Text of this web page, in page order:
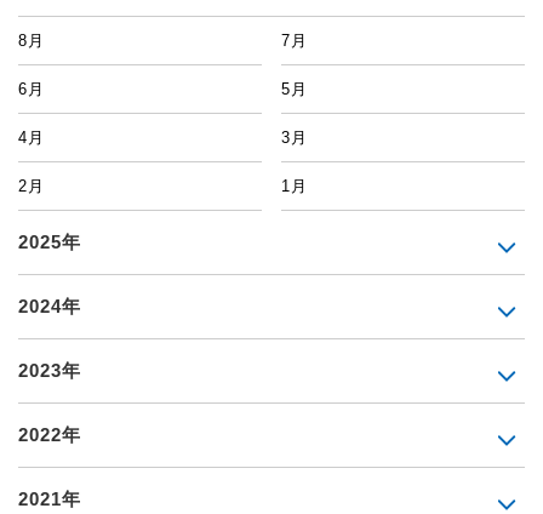
8月 7月
6月 5月
4月 3月
2月 1月
2025年
2024年
2023年
2022年
2021年